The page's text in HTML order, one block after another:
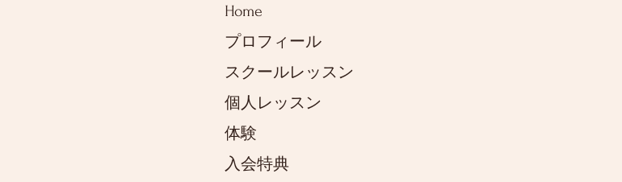
Home
プロフィール
スクールレッスン
個人レッスン
体験
入会特典